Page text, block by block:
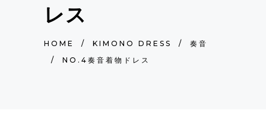
レス
HOME / KIMONO DRESS / 奏音
/ NO.4奏音着物ドレス